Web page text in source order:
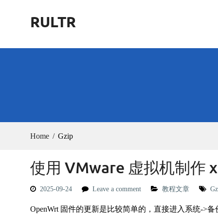
RULTR
Home Gzip
使用 VMware 虚拟机制作
2025-09-24 Leave a comment 教程文章
OpenWrt 固件的更新是比较简单的，直接进入系统->备